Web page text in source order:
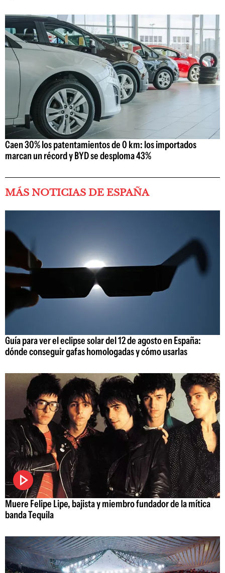
Caen 30% los patentamientos de 0 km: los importados
marcan un récord y BYD se desploma 43%
MÁS NOTICIAS DE ESPAÑA
Guía para ver el eclipse solar del 12 de agosto en España:
dónde conseguir gafas homologadas y cómo usarlas
Muere Felipe Lipe, bajista y miembro fundador de la mítica
banda Tequila